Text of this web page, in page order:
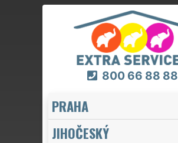
800 66 88 88
PRAHA
JIHOČESKÝ